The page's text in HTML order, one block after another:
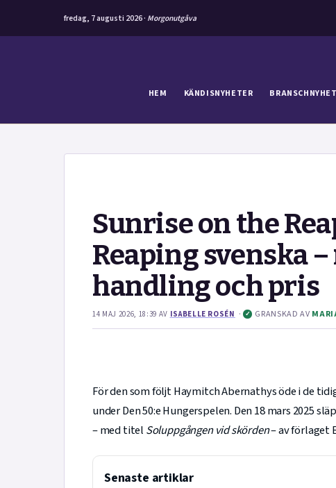
fredag, 7 augusti 2026 · Morgonutgåva
HEM KÄNDISNYHETER
Sunrise on the
Reaping svenska
handling och pris
14 MAJ 2026, 18:39 AV ISABELLE ROSÉN ·✓ GRANSKAD AV
För den som följt Haymitch Abernathys öde i de
under Den 50:e Hungerspelen. Den 18 mars 2025
– med titel Soluppgången vid skörden– av förlaget
Senaste artiklar